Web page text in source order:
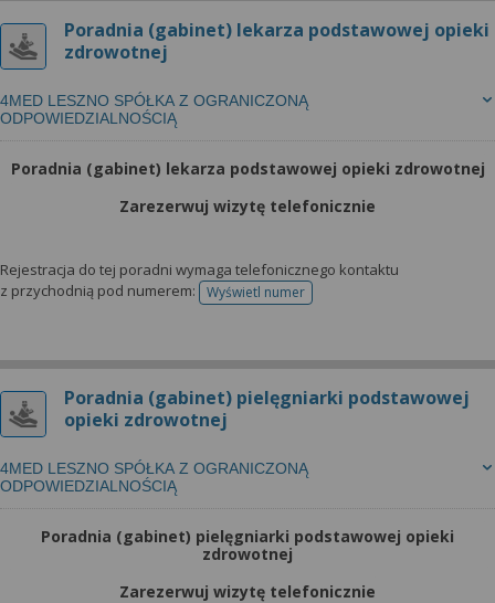
Poradnia (gabinet) lekarza podstawowej opieki
zdrowotnej
4MED LESZNO SPÓŁKA Z OGRANICZONĄ
ODPOWIEDZIALNOŚCIĄ
Poradnia (gabinet) lekarza podstawowej opieki zdrowotnej
Zarezerwuj wizytę telefonicznie
Rejestracja do tej poradni wymaga telefonicznego kontaktu
z przychodnią pod numerem:
Wyświetl numertelefonu do rejestracji
Poradnia (gabinet) pielęgniarki podstawowej
opieki zdrowotnej
4MED LESZNO SPÓŁKA Z OGRANICZONĄ
ODPOWIEDZIALNOŚCIĄ
Poradnia (gabinet) pielęgniarki podstawowej opieki
zdrowotnej
Zarezerwuj wizytę telefonicznie